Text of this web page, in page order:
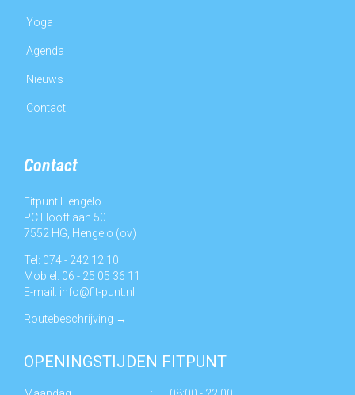
Yoga
Agenda
Nieuws
Contact
Contact
Fitpunt Hengelo
PC Hooftlaan 50
7552 HG, Hengelo (ov)
Tel: 074 - 242 12 10
Mobiel: 06 - 25 05 36 11
E-mail: info@fit-punt.nl
Routebeschrijving →
OPENINGSTIJDEN FITPUNT